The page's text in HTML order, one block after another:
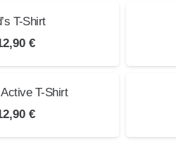
T-Shirt
€
Active T-Shirt
€